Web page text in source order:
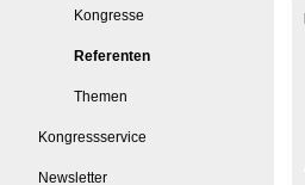
Kongresse
Referenten
Themen
Kongressservice
Newsletter